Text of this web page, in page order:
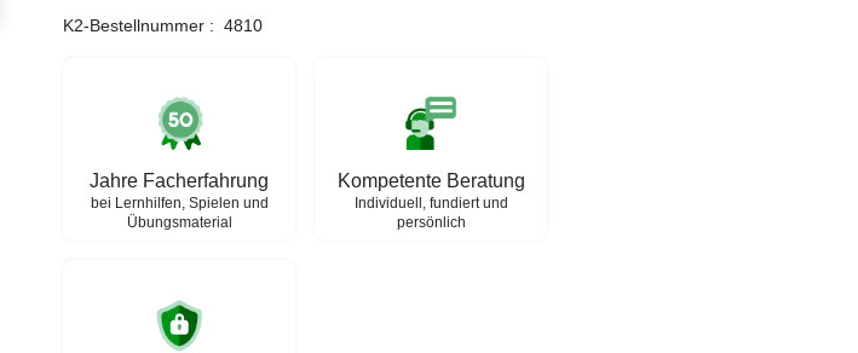
K2-Bestellnummer : 4810
Jahre Facherfahrung
bei Lernhilfen, Spielen und
Übungsmaterial
Kompetente Beratung
Individuell, fundiert und
persönlich